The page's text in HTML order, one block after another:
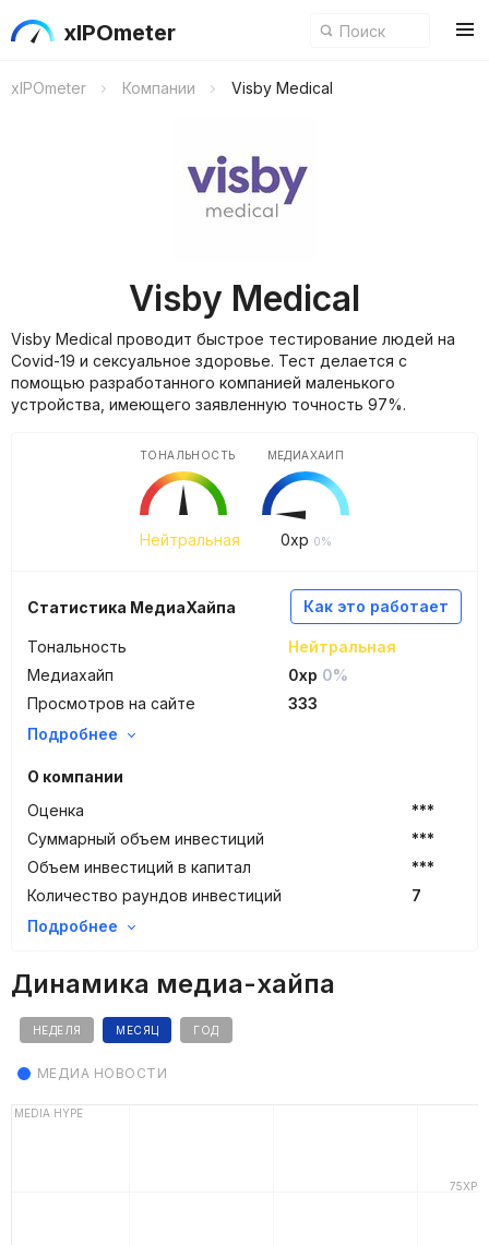
xIPOmeter
xIPOmeter Компании Visby Medical
Visby Medical
Visby Medical проводит быстрое тестирование людей на
Covid-19 и сексуальное здоровье. Тест делается с
помощью разработанного компанией маленького
устройства, имеющего заявленную точность 97%.
Нейтральная
ТОНАЛЬНОСТЬ
0xp 0%
МЕДИАХАЙП
Как это работает
Статистика МедиаХайпа
Тональность
Нейтральная
Медиахайп
0xp 0%
Просмотров на сайте
333
Подробнее
О компании
Оценка
***
Суммарный объем инвестиций
***
Объем инвестиций в капитал
***
Количество раундов инвестиций
7
Подробнее
Динамика медиа-хайпа
НЕДЕЛЯ МЕСЯЦ ГОД
МЕДИА НОВОСТИ